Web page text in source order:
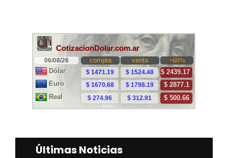
Últimas Noticias